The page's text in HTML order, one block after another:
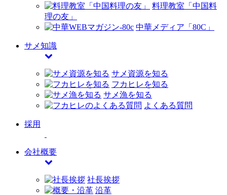
料理教室「中国料
理の友」
中華メディア「80C」
サメ知識
サメ資源を知る
フカヒレを知る
サメ漁を知る
よくある質問
採用
会社概要
社長挨拶
沿革